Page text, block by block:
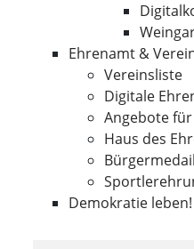
Ehrenamt &
Vereinsliste
Digitale
Angebote
Haus des
Demokratie leben!